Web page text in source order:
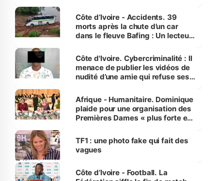
Côte d’Ivoire - Accidents. 39
morts après la chute d’un car
dans le fleuve Bafing : Un lecteur
des Transports
Côte d'Ivoire. Cybercriminalité : Il
menace de publier les vidéos de
nudité d’une amie qui refuse ses
Afrique - Humanitaire. Dominique
plaide pour une organisation des
Premières Dames « plus forte et
sur la scène internationale »
TF1 : une photo fake qui fait des
vagues
Côte d’Ivoire - Football. La